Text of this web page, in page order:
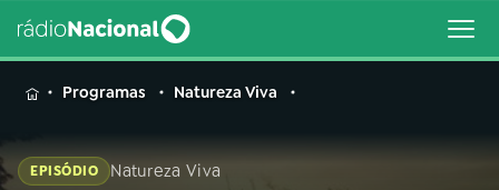
MENUProgramas Natureza Viva
EPISÓDIO Natureza Viva